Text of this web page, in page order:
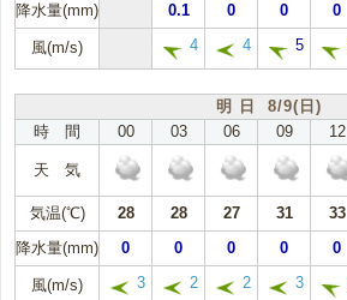
降水量(mm)
0.1 0 0 0
風(m/s) 4 4 5
明 日 8/9(日)
時 間
00 03 06 09 12
天 気
気温(℃) 28 28 27 31 33
降水量(mm)
0 0 0 0 0
風(m/s) 3 2 2 3